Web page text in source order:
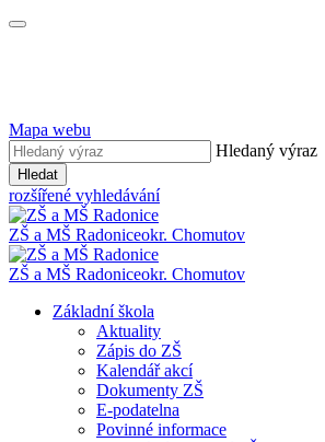
Mapa webu
Hledaný výraz
Hledat
rozšířené vyhledávání
ZŠ a MŠ Radoniceokr. Chomutov
ZŠ a MŠ Radoniceokr. Chomutov
Základní škola
Aktuality
Zápis do ZŠ
Kalendář akcí
Dokumenty ZŠ
E-podatelna
Povinné informace